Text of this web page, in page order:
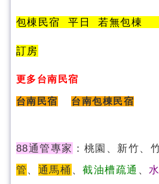
包棟民宿 平日 若無包棟
訂房
更多台南民宿
台南民宿 台南包棟民宿
88通管專家 ：桃園、新竹、
管 、 通馬桶 、截油槽疏通 、